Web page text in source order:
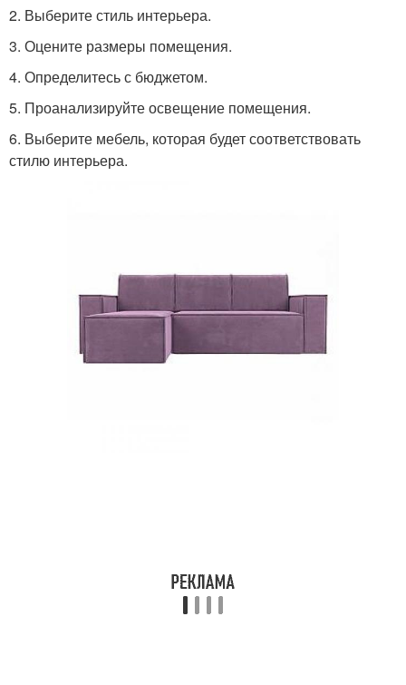
2. Выберите стиль интерьера.
3. Оцените размеры помещения.
4. Определитесь с бюджетом.
5. Проанализируйте освещение помещения.
6. Выберите мебель, которая будет соответствовать
стилю интерьера.